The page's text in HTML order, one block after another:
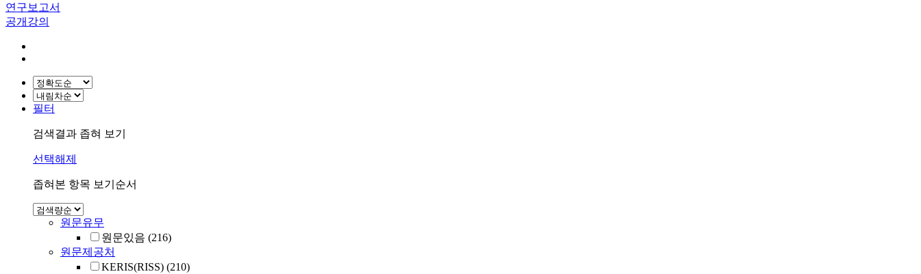
연구보고서
공개강의
필터
검색결과 좁혀 보기
선택해제
좁혀본 항목 보기순서
원문유무
원문있음 (216)
원문제공처
KERIS(RISS) (210)